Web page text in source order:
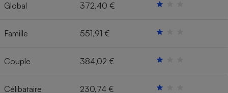
Global 372,40 €
Famille 551,91 €
Couple 384,02 €
Célibataire 230,74 €